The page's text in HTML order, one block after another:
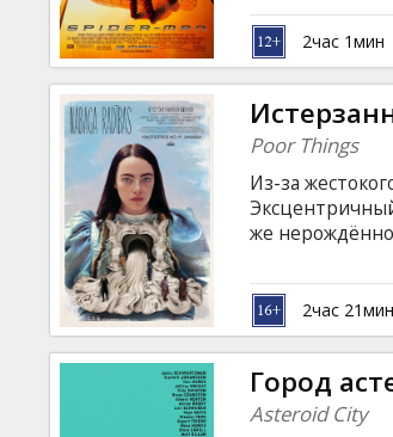
метать
имени
Но там, где
суперзлодей…
русском языках.
2час 1мин
Poor Things
Из-за
же
2час 21мин
Город
Asteroid City